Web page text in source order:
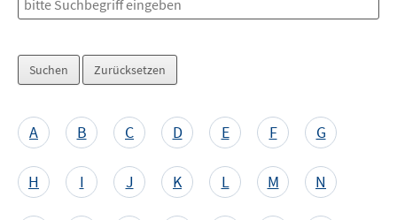
per
Buchstabe
überspringen
A B C D E F G
H I J K L M N